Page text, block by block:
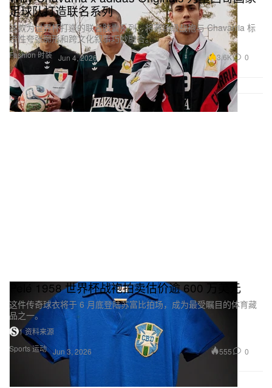
Fashion 时装
足球队打造联名系列
这款为世界杯打造的联名胶囊系列，将赛场级战袍与 Chavarria 标
志性夸张廓形和跨文化叙事巧妙融合。
Jun 4, 2026 3.6K 0
Sports 运动
Pelé 1958 世界杯战袍拍卖估价逾 600 万美元
这件传奇球衣将于 6 月底登陆苏富比拍场，成为最受瞩目的体育藏
品之一。
1 资料来源
Jun 3, 2026
555 0